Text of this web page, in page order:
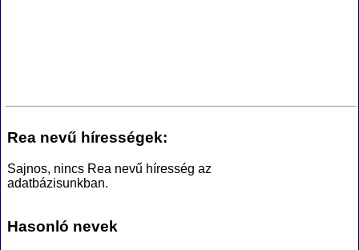
Rea nevű hírességek:
Sajnos, nincs Rea nevű híresség az
adatbázisunkban.
Hasonló nevek